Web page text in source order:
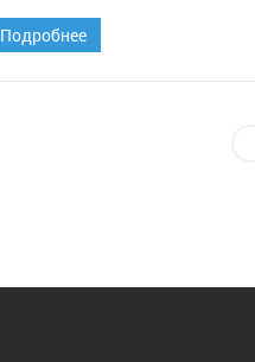
Подробнее